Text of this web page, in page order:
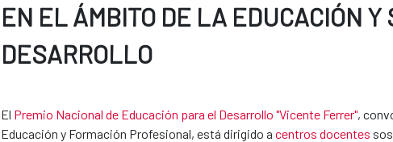
EN EL ÁMBITO DE LA EDUCACIÓN
DESARROLLO
El Premio Nacional de Educación para el Desarrollo "Vicente Ferrer",
Educación y Formación Profesional, está dirigido a centros docentes